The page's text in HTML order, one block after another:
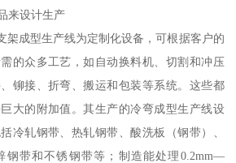
来设计生产
架成型生产线为定制化设备，可根据客户的
的众多工艺，如自动换料机、切割和冲压
铆接、折弯、搬运和包装等系统。这些都
大的附加值。其生产的冷弯成型生产线设
冷轧钢带、热轧钢带、酸洗板（钢带）、
钢带和不锈钢带等；制造能处理0.2mm—